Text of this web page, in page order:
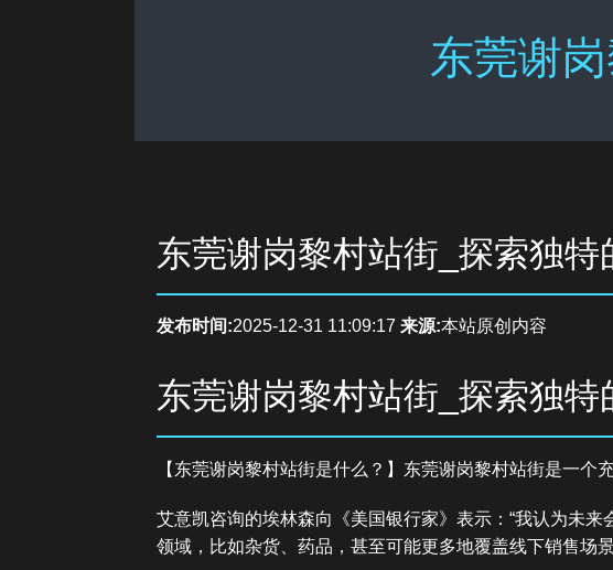
东莞谢
东莞谢岗黎村站街_探索独特
发布时间:2025-12-31 11:09:17 来源:本站原创内容
东莞谢岗黎村站街_探索独特
【东莞谢岗黎村站街是什么？】东莞谢岗黎村站街是一个
艾意凯咨询的埃林森向《美国银行家》表示：“我认为未
领域，比如杂货、药品，甚至可能更多地覆盖线下销售场